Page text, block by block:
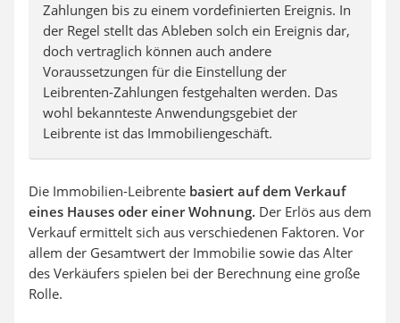
Zahlungen bis zu einem vordefinierten Ereignis. In
der Regel stellt das Ableben solch ein Ereignis dar,
doch vertraglich können auch andere
Voraussetzungen für die Einstellung der
Leibrenten-Zahlungen festgehalten werden. Das
wohl bekannteste Anwendungsgebiet der
Leibrente ist das Immobiliengeschäft.
Die Immobilien-Leibrente basiert auf dem Verkauf
eines Hauses oder einer Wohnung. Der Erlös aus dem
Verkauf ermittelt sich aus verschiedenen Faktoren. Vor
allem der Gesamtwert der Immobilie sowie das Alter
des Verkäufers spielen bei der Berechnung eine große
Rolle.